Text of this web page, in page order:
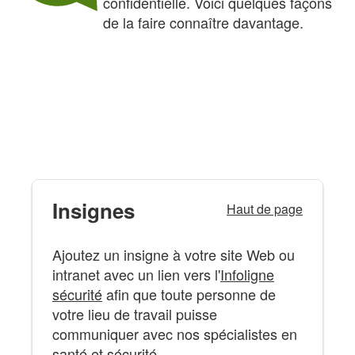
de la faire connaître davantage.
Insignes Haut de page
Ajoutez un insigne à votre site Web ou
intranet avec un lien vers l'Infoligne
sécuritéafin que toute personne de
votre lieu de travail puisse
communiquer avec nos spécialistes en